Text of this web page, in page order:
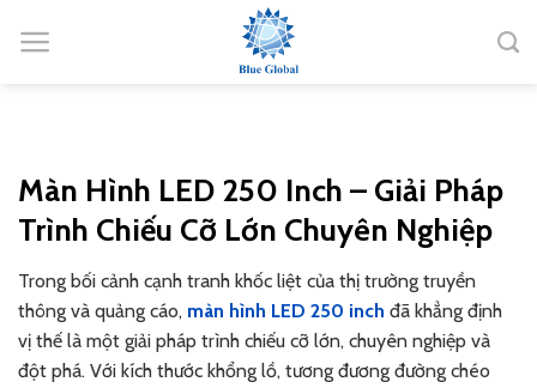
qua
Màn Hình LED 250 Inch – Giải Pháp
Trình Chiếu Cỡ Lớn Chuyên Nghiệp
Trong bối cảnh cạnh tranh khốc liệt của thị trường truyền
thông và quảng cáo, màn hình LED 250 inch đã khẳng định
vị thế là một giải pháp trình chiếu cỡ lớn, chuyên nghiệp và
đột phá. Với kích thước khổng lồ, tương đương đường chéo